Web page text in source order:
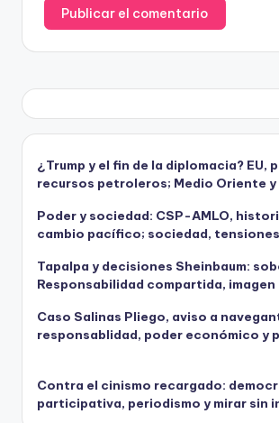
¿Trump y el fin de la diplomacia? EU,
recursos petroleros; Medio Oriente y
Poder y sociedad: CSP-AMLO,
cambio pacífico; sociedad,
Tapalpa y decisiones Sheinbaum:
Responsabilidad compartida, imagen
Caso Salinas Pliego, aviso a
responsablidad, poder económico y
Contra el cinismo recargado:
participativa, periodismo y mirar sin